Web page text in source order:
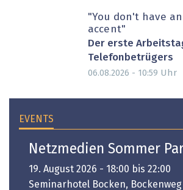
"You don't have
accent"
Der erste
Telefonbetrügers
06.08.2026 - 10:59 Uhr
EVENTS
Netzmedien Sommer
19. August 2026 - 18:00 bis 22:00
Seminarhotel Bocken, Bockenweg